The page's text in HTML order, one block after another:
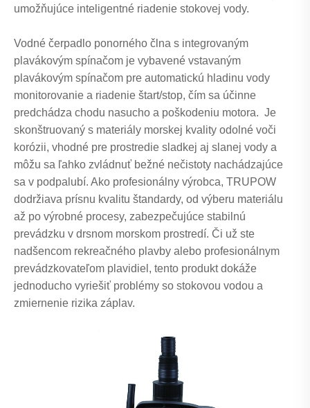
umožňujúce inteligentné riadenie stokovej vody.
Vodné čerpadlo ponorného člna s integrovaným
plavákovým spínačom je vybavené vstavaným
plavákovým spínačom pre automatickú hladinu vody
monitorovanie a riadenie štart/stop, čím sa účinne
predchádza chodu nasucho a poškodeniu motora. Je
skonštruovaný s materiály morskej kvality odolné voči
korózii, vhodné pre prostredie sladkej aj slanej vody a
môžu sa ľahko zvládnuť bežné nečistoty nachádzajúce
sa v podpalubí. Ako profesionálny výrobca, TRUPOW
dodržiava prísnu kvalitu štandardy, od výberu materiálu
až po výrobné procesy, zabezpečujúce stabilnú
prevádzku v drsnom morskom prostredí. Či už ste
nadšencom rekreačného plavby alebo profesionálnym
prevádzkovateľom plavidiel, tento produkt dokáže
jednoducho vyriešiť problémy so stokovou vodou a
zmiernenie rizika záplav.